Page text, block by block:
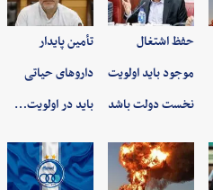
حفظ اشتغال
موجود باید اولویت
نخست دولت باشد
تأمین پایدار
داروهای حیاتی
باید در اولویت…